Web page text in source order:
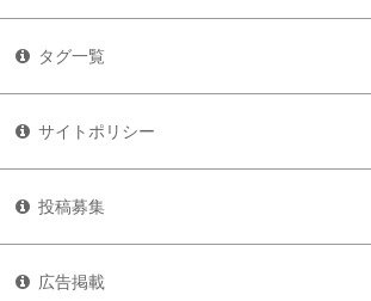
タグ一覧
サイトポリシー
投稿募集
広告掲載